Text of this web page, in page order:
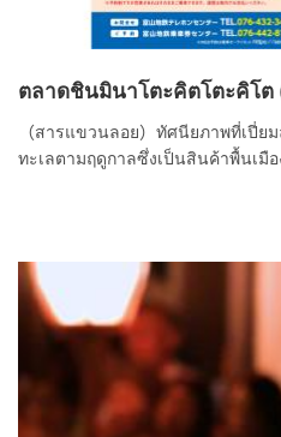
ตลาดชินมินาโตะคิตโตะคิโ
Market)（สารแขวนลอย）
（สารแขวนลอย）ทัศนียภาพที่เปี่
ทะเลตามฤดูกาลซึ่งเป็นสินค้าพื้นเมือ